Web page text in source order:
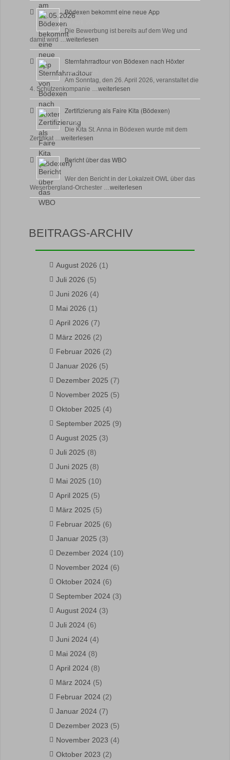
Bödexen bekommt eine neue App
28 April, 2026
Die Bewerbung ist bereits auf dem Weg und
damit wird …weiterlesen
Sternfahrradtour von Bödexen nach Höxter
23 April, 2026
Am Sonntag, den 26. April 2026, veranstaltet die
4. Schützenkompanie …weiterlesen
Zertifizierung als Faire Kita (Bödexen)
17 April, 2026
Die Kita St. Anna in Bödexen wurde mit dem
Zertifikat …weiterlesen
Bericht über das WBO
Wer den Bericht in der Lokalzeit OWL über das
Weserbergland-Orchester …weiterlesen
BEITRAGS-ARCHIV
August 2026 (1)
Juli 2026 (5)
Juni 2026 (4)
Mai 2026 (1)
April 2026 (7)
März 2026 (2)
Februar 2026 (2)
Januar 2026 (5)
Dezember 2025 (7)
November 2025 (5)
Oktober 2025 (4)
September 2025 (9)
August 2025 (3)
Juli 2025 (8)
Juni 2025 (8)
Mai 2025 (10)
April 2025 (5)
März 2025 (5)
Februar 2025 (6)
Januar 2025 (3)
Dezember 2024 (10)
November 2024 (6)
Oktober 2024 (6)
September 2024 (3)
August 2024 (3)
Juli 2024 (6)
Juni 2024 (4)
Mai 2024 (8)
April 2024 (8)
März 2024 (5)
Februar 2024 (2)
Januar 2024 (7)
Dezember 2023 (5)
November 2023 (4)
Oktober 2023 (2)